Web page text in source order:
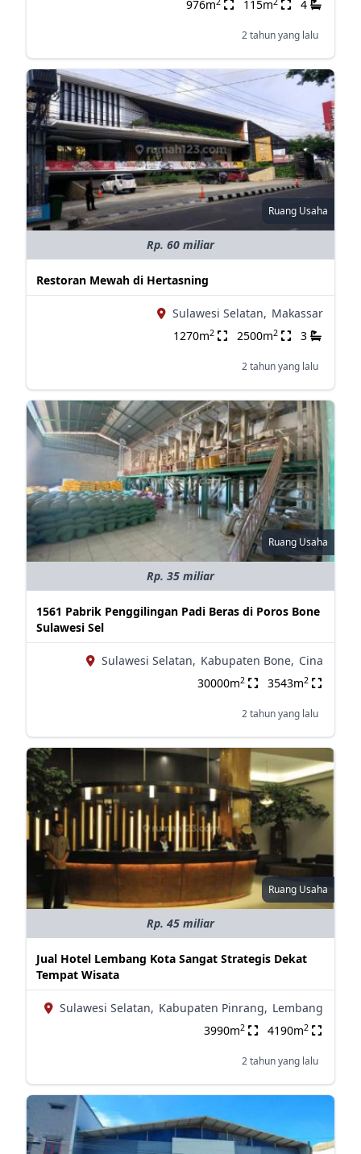
976m 115m 4
2 tahun yang lalu
Ruang Usaha
Rp. 60 miliar
Restoran Mewah di Hertasning
Sulawesi Selatan, Makassar
1270m2 2500m2 3
2 tahun yang lalu
Ruang Usaha
Rp. 35 miliar
1561 Pabrik Penggilingan Padi Beras di Poros Bone
Sulawesi Sel
Sulawesi Selatan, Kabupaten Bone, Cina
30000m2 3543m2
2 tahun yang lalu
Ruang Usaha
Rp. 45 miliar
Jual Hotel Lembang Kota Sangat Strategis Dekat
Tempat Wisata
Sulawesi Selatan, Kabupaten Pinrang, Lembang
3990m2 4190m2
2 tahun yang lalu